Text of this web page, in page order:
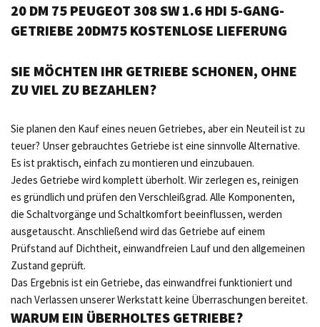
20 DM 75 PEUGEOT 308 SW 1.6 HDI 5-GANG-
GETRIEBE 20DM75 KOSTENLOSE LIEFERUNG
SIE MÖCHTEN IHR GETRIEBE SCHONEN, OHNE
ZU VIEL ZU BEZAHLEN?
Sie planen den Kauf eines neuen Getriebes, aber ein Neuteil ist zu
teuer? Unser gebrauchtes Getriebe ist eine sinnvolle Alternative.
Es ist praktisch, einfach zu montieren und einzubauen.
Jedes Getriebe wird komplett überholt. Wir zerlegen es, reinigen
es gründlich und prüfen den Verschleißgrad. Alle Komponenten,
die Schaltvorgänge und Schaltkomfort beeinflussen, werden
ausgetauscht. Anschließend wird das Getriebe auf einem
Prüfstand auf Dichtheit, einwandfreien Lauf und den allgemeinen
Zustand geprüft.
Das Ergebnis ist ein Getriebe, das einwandfrei funktioniert und
nach Verlassen unserer Werkstatt keine Überraschungen bereitet.
WARUM EIN ÜBERHOLTES GETRIEBE?